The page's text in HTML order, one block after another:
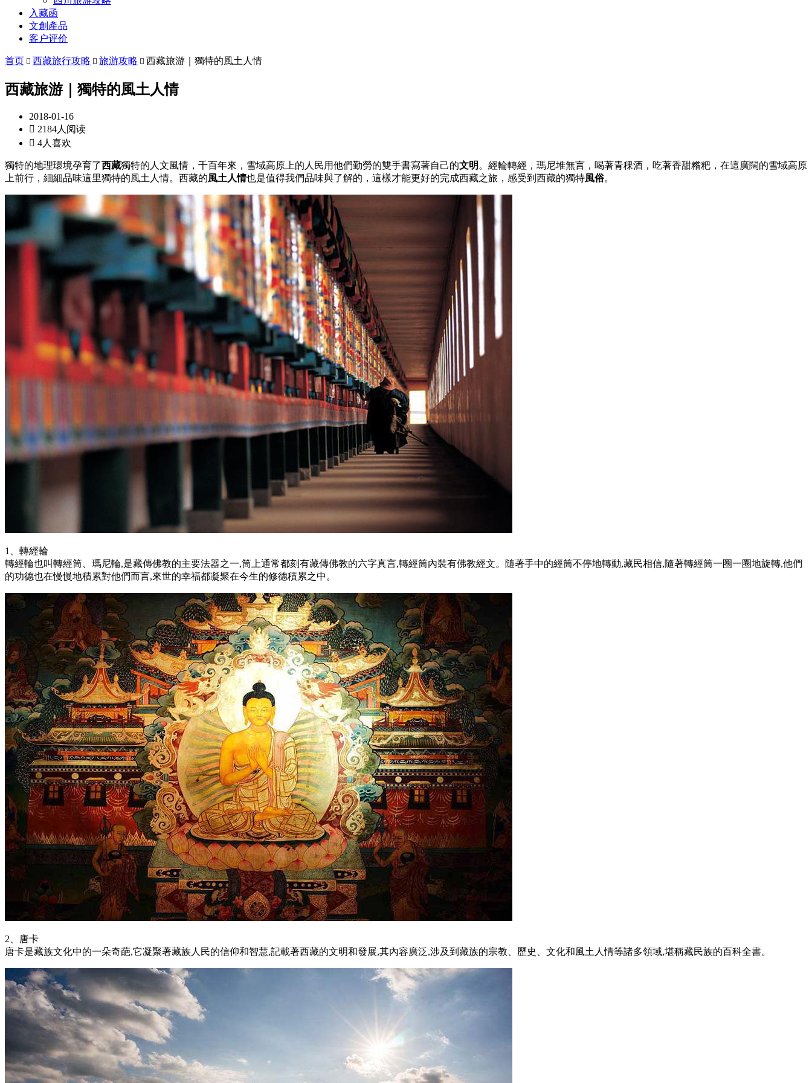
入藏函
文創產品
客户评价
首页  西藏旅行攻略  旅游攻略  西藏旅游｜獨特的風土人情
西藏旅游｜獨特的風土人情
2018-01-16
 2184人阅读
 4人喜欢
獨特的地理環境孕育了西藏獨特的人文風情，千百年來，雪域高原上的人民用他們勤勞的雙手書寫著自己的文明 。經輪轉經，瑪尼堆無言，喝著青稞酒，吃著香甜糌粑，在這廣闊的雪域高原
上前行，細細品味這里獨特的風土人情。西藏的風土人情也是值得我們品味與了解的，這樣才能更好的完成西藏之旅，感受到西藏的獨特風俗。
1、轉經輪
轉經輪也叫轉經筒、瑪尼輪,是藏傳佛教的主要法器之一,筒上通常都刻有藏傳佛教的六字真言,轉經筒內裝有佛教經文。隨著手中的經筒不停地轉動,藏民相信,隨著轉經筒一圈一圈地旋轉,他們
的功德也在慢慢地積累對他們而言,來世的幸福都凝聚在今生的修德積累之中。
2、唐卡
唐卡是藏族文化中的一朵奇葩,它凝聚著藏族人民的信仰和智慧,記載著西藏的文明和發展,其內容廣泛,涉及到藏族的宗教、歷史、文化和風土人情等諸多領域,堪稱藏民族的百科全書。